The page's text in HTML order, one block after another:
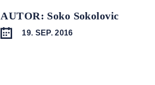
AUTOR: Soko Sokolovic
19. SEP. 2016